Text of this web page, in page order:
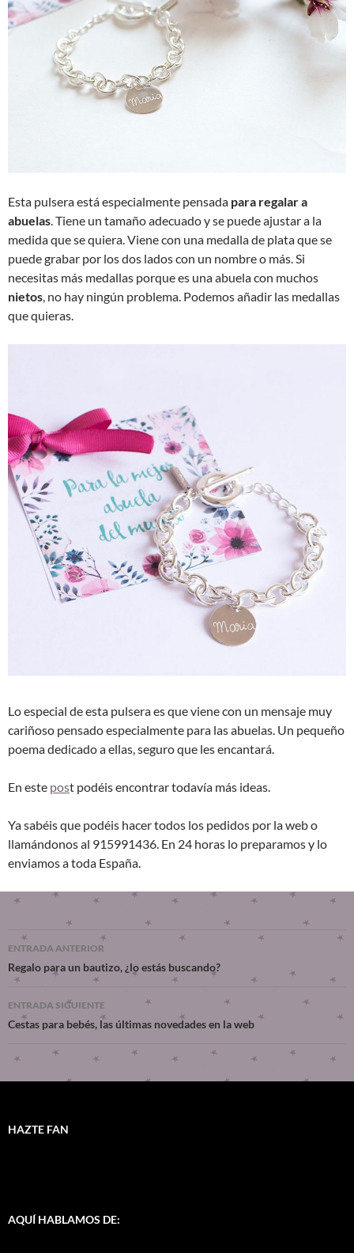
Esta pulsera está especialmente pensada para regalar a
abuelas. Tiene un tamaño adecuado y se puede ajustar a la
medida que se quiera. Viene con una medalla de plata que se
puede grabar por los dos lados con un nombre o más. Si
necesitas más medallas porque es una abuela con muchos
nietos, no hay ningún problema. Podemos añadir las medallas
que quieras.
Lo especial de esta pulsera es que viene con un mensaje muy
cariñoso pensado especialmente para las abuelas. Un pequeño
poema dedicado a ellas, seguro que les encantará.
En este post podéis encontrar todavía más ideas.
Ya sabéis que podéis hacer todos los pedidos por la web o
llamándonos al 915991436. En 24 horas lo preparamos y lo
enviamos a toda España.
ENTRADA ANTERIOR
Regalo para un bautizo, ¿lo estás buscando?
ENTRADA SIGUIENTE
Cestas para bebés, las últimas novedades en la web
HAZTE FAN
AQUÍ HABLAMOS DE: